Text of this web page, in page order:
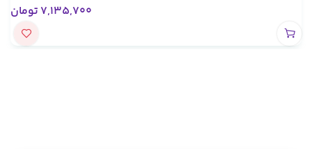
7,135,700 تومان